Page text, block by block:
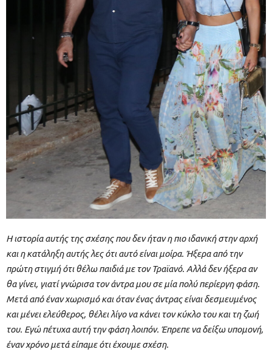
Η ιστορία αυτής της σχέσης που δεν ήταν η πιο ιδανική στην αρχή
και η κατάληξη αυτής λες ότι αυτό είναι μοίρα. Ήξερα από την
πρώτη στιγμή ότι θέλω παιδιά με τον Τραϊανό. Αλλά δεν ήξερα αν
θα γίνει, γιατί γνώρισα τον άντρα μου σε μία πολύ περίεργη φάση.
Μετά από έναν χωρισμό και όταν ένας άντρας είναι δεσμευμένος
και μένει ελεύθερος, θέλει λίγο να κάνει τον κύκλο του και τη ζωή
του. Εγώ πέτυχα αυτή την φάση λοιπόν. Έπρεπε να δείξω υπομονή,
έναν χρόνο μετά είπαμε ότι έχουμε σχέση.